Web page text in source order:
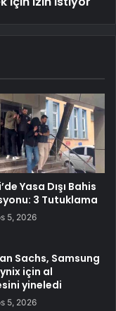
Yasa Dışı Bahis
3 Tutuklama
5, 2026
Sachs, Samsung
için al
yineledi
5, 2026